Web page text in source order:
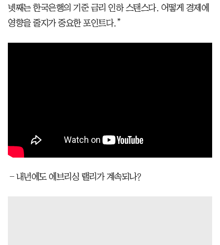
넷째는 한국은행의 기준 금리 인하 스탠스다. 어떻게 경제에
영향을 줄지가 중요한 포인트다.”
―내년에도 에브리싱 랠리가 계속되나?